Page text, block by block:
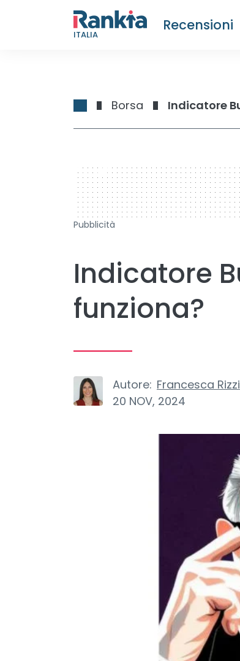
ITALIA
Recensioni
Borsa Indicatore
728 x 90
Pubblicità
Indicatore
funziona?
Autore: Francesca Rizzi
20 NOV, 2024